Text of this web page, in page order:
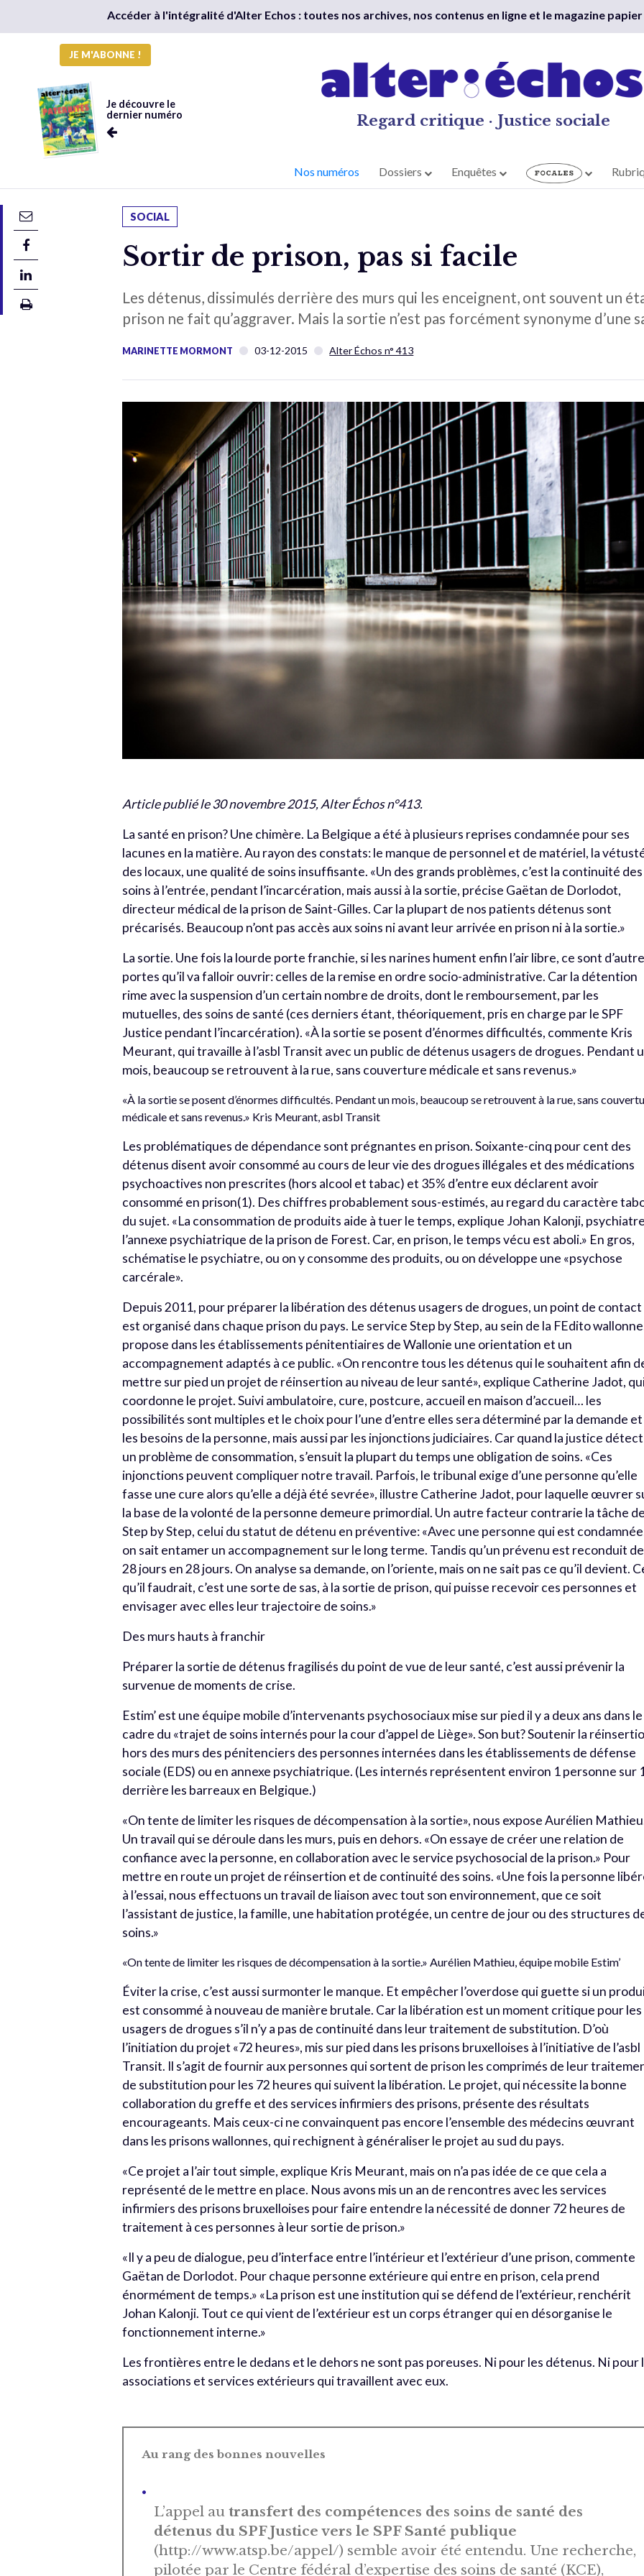
Accéder à l'intégralité d'Alter Echos : toutes nos archives, nos contenus en ligne et le magazine
JE M'ABONNE !
Je découvre le
dernier numéro
Regard critique · Justice sociale
Nos numéros Dossiers Enquêtes
SOCIAL
Sortir de prison, pas si facile
Les détenus, dissimulés derrière des murs qui les enceignent, ont souvent un
prison ne fait qu’aggraver. Mais la sortie n’est pas forcément synonyme d’une
MARINETTE MORMONT 03-12-2015 Alter Échos n° 413
Article publié le 30 novembre 2015, Alter Échos n°413.
La santé en prison? Une chimère. La Belgique a été à plusieurs reprises condamnée pour ses
lacunes en la matière. Au rayon des constats: le manque de personnel et de matériel, la
des locaux, une qualité de soins insuffisante. «Un des grands problèmes, c’est la continuité des
soins à l’entrée, pendant l’incarcération, mais aussi à la sortie, précise Gaëtan de Dorlodot,
directeur médical de la prison de Saint-Gilles. Car la plupart de nos patients détenus sont
précarisés. Beaucoup n’ont pas accès aux soins ni avant leur arrivée en prison ni à la sortie.»
La sortie. Une fois la lourde porte franchie, si les narines hument enfin l’air libre, ce sont
portes qu’il va falloir ouvrir: celles de la remise en ordre socio-administrative. Car la détention
rime avec la suspension d’un certain nombre de droits, dont le remboursement, par les
mutuelles, des soins de santé (ces derniers étant, théoriquement, pris en charge par le SPF
Justice pendant l’incarcération). «À la sortie se posent d’énormes difficultés, commente Kris
Meurant, qui travaille à l’asbl Transit avec un public de détenus usagers de drogues. Pendant
mois, beaucoup se retrouvent à la rue, sans couverture médicale et sans revenus.»
«À la sortie se posent d’énormes difficultés. Pendant un mois, beaucoup se retrouvent à la rue, sans
médicale et sans revenus.» Kris Meurant, asbl Transit
Les problématiques de dépendance sont prégnantes en prison. Soixante-cinq pour cent des
détenus disent avoir consommé au cours de leur vie des drogues illégales et des médications
psychoactives non prescrites (hors alcool et tabac) et 35% d’entre eux déclarent avoir
consommé en prison(1). Des chiffres probablement sous-estimés, au regard du caractère
du sujet. «La consommation de produits aide à tuer le temps, explique Johan Kalonji,
l’annexe psychiatrique de la prison de Forest. Car, en prison, le temps vécu est aboli.» En gros,
schématise le psychiatre, ou on y consomme des produits, ou on développe une «psychose
carcérale».
Depuis 2011, pour préparer la libération des détenus usagers de drogues, un point de contact
est organisé dans chaque prison du pays. Le service Step by Step, au sein de la FEdito
propose dans les établissements pénitentiaires de Wallonie une orientation et un
accompagnement adaptés à ce public. «On rencontre tous les détenus qui le souhaitent afin
mettre sur pied un projet de réinsertion au niveau de leur santé», explique Catherine Jadot,
coordonne le projet. Suivi ambulatoire, cure, postcure, accueil en maison d’accueil… les
possibilités sont multiples et le choix pour l’une d’entre elles sera déterminé par la demande et
les besoins de la personne, mais aussi par les injonctions judiciaires. Car quand la justice
un problème de consommation, s’ensuit la plupart du temps une obligation de soins. «Ces
injonctions peuvent compliquer notre travail. Parfois, le tribunal exige d’une personne qu’elle
fasse une cure alors qu’elle a déjà été sevrée», illustre Catherine Jadot, pour laquelle œuvrer
la base de la volonté de la personne demeure primordial. Un autre facteur contrarie la tâche
Step by Step, celui du statut de détenu en préventive: «Avec une personne qui est
on sait entamer un accompagnement sur le long terme. Tandis qu’un prévenu est reconduit de
28 jours en 28 jours. On analyse sa demande, on l’oriente, mais on ne sait pas ce qu’il devient.
qu’il faudrait, c’est une sorte de sas, à la sortie de prison, qui puisse recevoir ces personnes et
envisager avec elles leur trajectoire de soins.»
Des murs hauts à franchir
Préparer la sortie de détenus fragilisés du point de vue de leur santé, c’est aussi prévenir la
survenue de moments de crise.
Estim’ est une équipe mobile d’intervenants psychosociaux mise sur pied il y a deux ans dans le
cadre du «trajet de soins internés pour la cour d’appel de Liège». Son but? Soutenir la
hors des murs des pénitenciers des personnes internées dans les établissements de défense
sociale (EDS) ou en annexe psychiatrique. (Les internés représentent environ 1 personne sur
derrière les barreaux en Belgique.)
«On tente de limiter les risques de décompensation à la sortie», nous expose Aurélien
Un travail qui se déroule dans les murs, puis en dehors. «On essaye de créer une relation de
confiance avec la personne, en collaboration avec le service psychosocial de la prison.» Pour
mettre en route un projet de réinsertion et de continuité des soins. «Une fois la personne
à l’essai, nous effectuons un travail de liaison avec tout son environnement, que ce soit
l’assistant de justice, la famille, une habitation protégée, un centre de jour ou des structures
soins.»
«On tente de limiter les risques de décompensation à la sortie.» Aurélien Mathieu, équipe mobile Estim’
Éviter la crise, c’est aussi surmonter le manque. Et empêcher l’overdose qui guette si un
est consommé à nouveau de manière brutale. Car la libération est un moment critique pour les
usagers de drogues s’il n’y a pas de continuité dans leur traitement de substitution. D’où
l’initiation du projet «72 heures», mis sur pied dans les prisons bruxelloises à l’initiative de l’asbl
Transit. Il s’agit de fournir aux personnes qui sortent de prison les comprimés de leur
de substitution pour les 72 heures qui suivent la libération. Le projet, qui nécessite la bonne
collaboration du greffe et des services infirmiers des prisons, présente des résultats
encourageants. Mais ceux-ci ne convainquent pas encore l’ensemble des médecins œuvrant
dans les prisons wallonnes, qui rechignent à généraliser le projet au sud du pays.
«Ce projet a l’air tout simple, explique Kris Meurant, mais on n’a pas idée de ce que cela a
représenté de le mettre en place. Nous avons mis un an de rencontres avec les services
infirmiers des prisons bruxelloises pour faire entendre la nécessité de donner 72 heures de
traitement à ces personnes à leur sortie de prison.»
«Il y a peu de dialogue, peu d’interface entre l’intérieur et l’extérieur d’une prison, commente
Gaëtan de Dorlodot. Pour chaque personne extérieure qui entre en prison, cela prend
énormément de temps.» «La prison est une institution qui se défend de l’extérieur, renchérit
Johan Kalonji. Tout ce qui vient de l’extérieur est un corps étranger qui en désorganise le
fonctionnement interne.»
Les frontières entre le dedans et le dehors ne sont pas poreuses. Ni pour les détenus. Ni pour
associations et services extérieurs qui travaillent avec eux.
Au rang des bonnes nouvelles
L’appel autransfert des compétences des soins de santé des
détenus du SPF Justice vers le SPF Santé publique
(http://www.atsp.be/appel/) semble avoir été entendu. Une recherche,
pilotée par le Centre fédéral d’expertise des soins de santé (KCE),